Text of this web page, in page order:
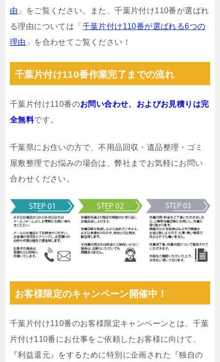
由 」をご覧ください。また、千葉片付け110番が選ばれ
る理由については「 千葉片付け110番が選ばれる6つの
理由 」を合わせてご覧ください！
千葉片付け110番作業完了までの流れ
千葉片付け110番のお問い合わせ、およびお見積りは完
全無料です。
千葉県にお住いの方で、不用品回収・遺品整理・ゴミ
屋敷整理でお悩みの場合は、弊社までお気軽にお問い
合わせください。
お客様限定のキャンペーン開催中！
千葉片付け110番のお客様限定キャンペーンとは、千葉
片付け110番にお仕事をご依頼したお客様に向けて、
『利益還元』をするために特別に企画された『独自の